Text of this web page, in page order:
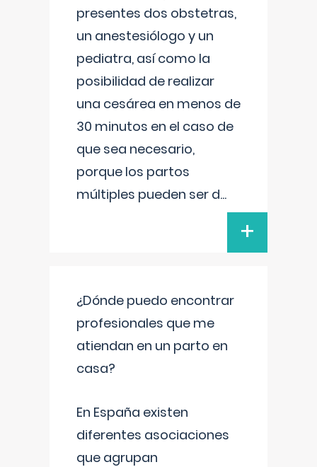
presentes dos obstetras,
un anestesiólogo y un
pediatra, así como la
posibilidad de realizar
una cesárea en menos de
30 minutos en el caso de
que sea necesario,
porque los partos
múltiples pueden ser d...
+
¿Dónde puedo encontrar
profesionales que me
atiendan en un parto en
casa?
En España existen
diferentes asociaciones
que agrupan